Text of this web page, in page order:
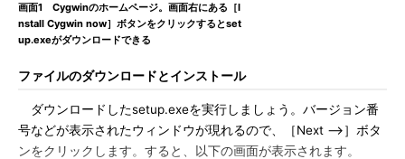
画面1 Cygwinのホームページ。画面右にある［I
nstall Cygwin now］ボタンをクリックするとset
up.exeがダウンロードできる
ファイルのダウンロードとインストール
ダウンロードしたsetup.exeを実行しましょう。バージョン番
号などが表示されたウィンドウが現れるので、［Next -->］ボタ
ンをクリックします。すると、以下の画面が表示されます。